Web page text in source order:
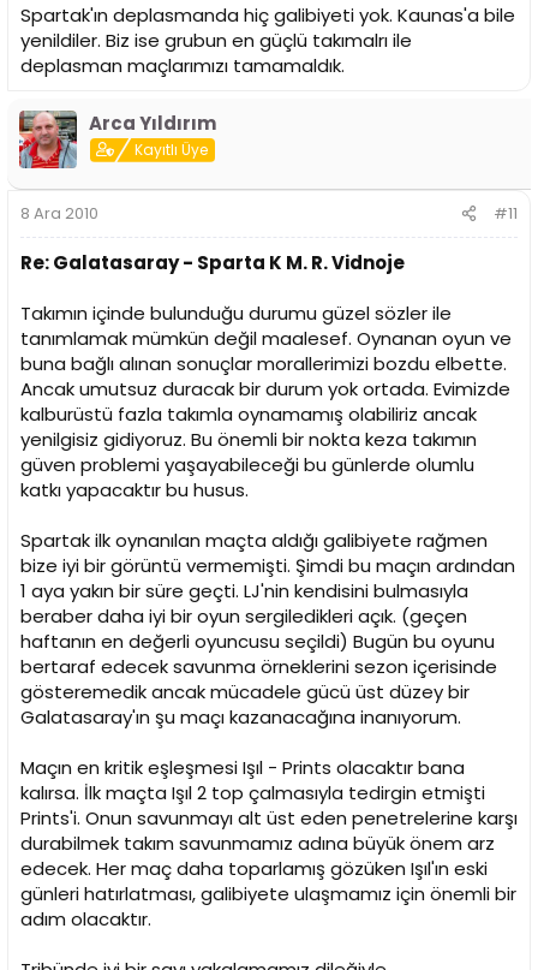
Spartak'ın deplasmanda hiç galibiyeti yok. Kaunas'a bile
yenildiler. Biz ise grubun en güçlü takımalrı ile
deplasman maçlarımızı tamamaldık.
Arca Yıldırım
Kayıtlı Üye
8 Ara 2010 #11
Re: Galatasaray - Sparta K M. R. Vidnoje
Takımın içinde bulunduğu durumu güzel sözler ile
tanımlamak mümkün değil maalesef. Oynanan oyun ve
buna bağlı alınan sonuçlar morallerimizi bozdu elbette.
Ancak umutsuz duracak bir durum yok ortada. Evimizde
kalburüstü fazla takımla oynamamış olabiliriz ancak
yenilgisiz gidiyoruz. Bu önemli bir nokta keza takımın
güven problemi yaşayabileceği bu günlerde olumlu
katkı yapacaktır bu husus.
Spartak ilk oynanılan maçta aldığı galibiyete rağmen
bize iyi bir görüntü vermemişti. Şimdi bu maçın ardından
1 aya yakın bir süre geçti. LJ'nin kendisini bulmasıyla
beraber daha iyi bir oyun sergiledikleri açık. (geçen
haftanın en değerli oyuncusu seçildi) Bugün bu oyunu
bertaraf edecek savunma örneklerini sezon içerisinde
gösteremedik ancak mücadele gücü üst düzey bir
Galatasaray'ın şu maçı kazanacağına inanıyorum.
Maçın en kritik eşleşmesi Işıl - Prints olacaktır bana
kalırsa. İlk maçta Işıl 2 top çalmasıyla tedirgin etmişti
Prints'i. Onun savunmayı alt üst eden penetrelerine karşı
durabilmek takım savunmamız adına büyük önem arz
edecek. Her maç daha toparlamış gözüken Işıl'ın eski
günleri hatırlatması, galibiyete ulaşmamız için önemli bir
adım olacaktır.